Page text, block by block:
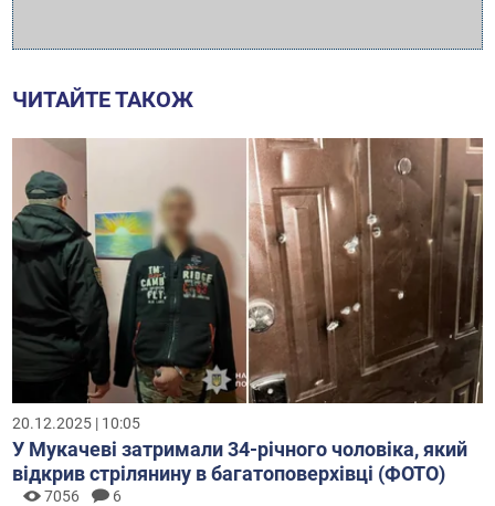
ЧИТАЙТЕ ТАКОЖ
20.12.2025 | 10:05
У Мукачеві затримали 34-річного чоловіка, який
відкрив стрілянину в багатоповерхівці (ФОТО)
7056 6